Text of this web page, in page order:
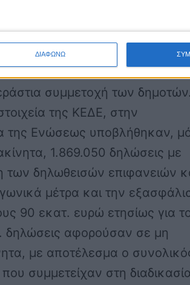
ΔΙΑΦΩΝΩ
χώρας, οι οποίοι
έσοδα συνολικού
Η επιτυχία του
συμμετοχή των δημοτών.
της ΚΕΔΕ, στην
της Ενώσεως υποβλήθηκαν,
1.869.050 δηλώσεις με
των δηλωθεισών επιφανειών
μέτρα και την
90 εκατ. ευρώ ετησίως για
δηλώσεις αφορούσαν σε μη
με αποτέλεσμα ο
συμμετείχαν στη